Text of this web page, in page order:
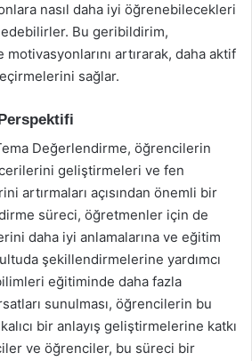
nasıl daha iyi öğrenebilecekleri
Bu geribildirim,
artırarak, daha aktif
sağlar.
Değerlendirme, öğrencilerin
geliştirmeleri ve fen
artırmaları açısından önemli bir
süreci, öğretmenler için de
daha iyi anlamalarına ve eğitim
şekillendirmelerine yardımcı
eğitiminde daha fazla
sunulması, öğrencilerin bu
bir anlayış geliştirmelerine katkı
ve öğrenciler, bu süreci bir